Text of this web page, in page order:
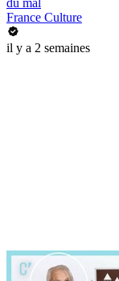
du mal
France Culture
il y a 2 semaines